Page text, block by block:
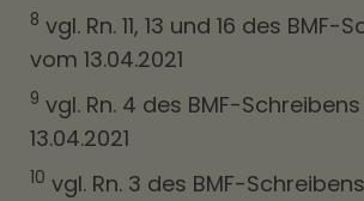
8 vgl. Rn. 11, 13 und 16 des BMF-
vom 13.04.2021
9 vgl. Rn. 4 des BMF-
13.04.2021
10 vgl. Rn. 3 des BMF-